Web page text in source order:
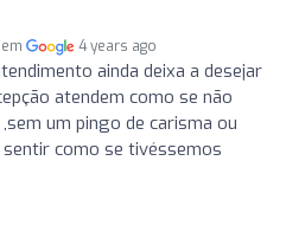
4 years ago
ainda deixa a desejar
atendem como se não
um pingo de carisma ou
como se tivéssemos